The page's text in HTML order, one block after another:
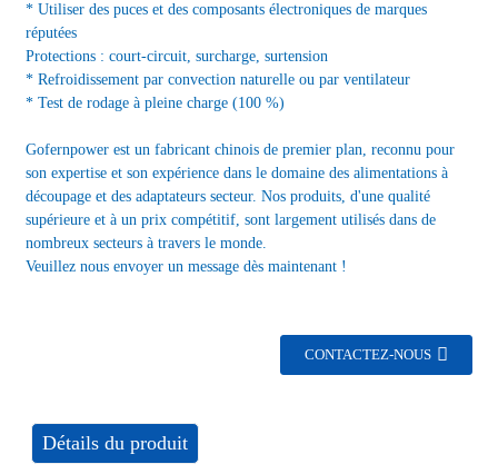
* Utiliser des puces et des composants électroniques de marques
réputées
Protections : court-circuit, surcharge, surtension
* Refroidissement par convection naturelle ou par ventilateur
* Test de rodage à pleine charge (100 %)
Gofernpower est un fabricant chinois de premier plan, reconnu pour
son expertise et son expérience dans le domaine des alimentations à
découpage et des adaptateurs secteur. Nos produits, d'une qualité
supérieure et à un prix compétitif, sont largement utilisés dans de
nombreux secteurs à travers le monde.
Veuillez nous envoyer un message dès maintenant !
CONTACTEZ-NOUS
Détails du produit